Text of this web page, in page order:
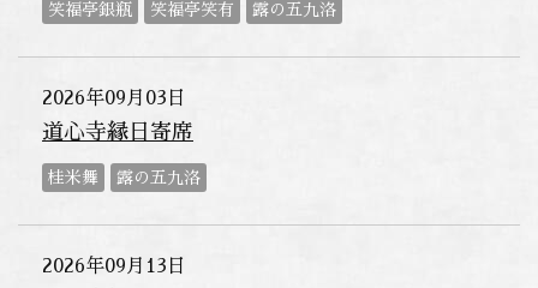
笑福亭銀瓶 笑福亭笑有 露の五九洛
2026年09月03日
道心寺縁日寄席
桂米舞 露の五九洛
2026年09月13日